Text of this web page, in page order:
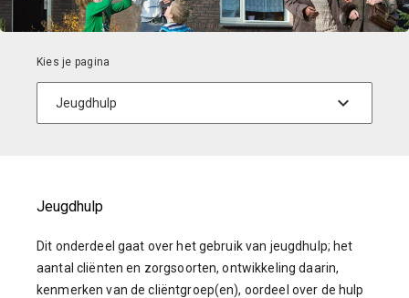
Jeugdhulp
Dit onderdeel gaat over het gebruik van jeugdhulp; het
aantal cliënten en zorgsoorten, ontwikkeling daarin,
kenmerken van de cliëntgroep(en), oordeel over de hulp